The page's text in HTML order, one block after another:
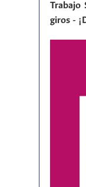
Trabajo
giros -